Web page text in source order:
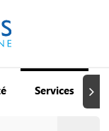
Services